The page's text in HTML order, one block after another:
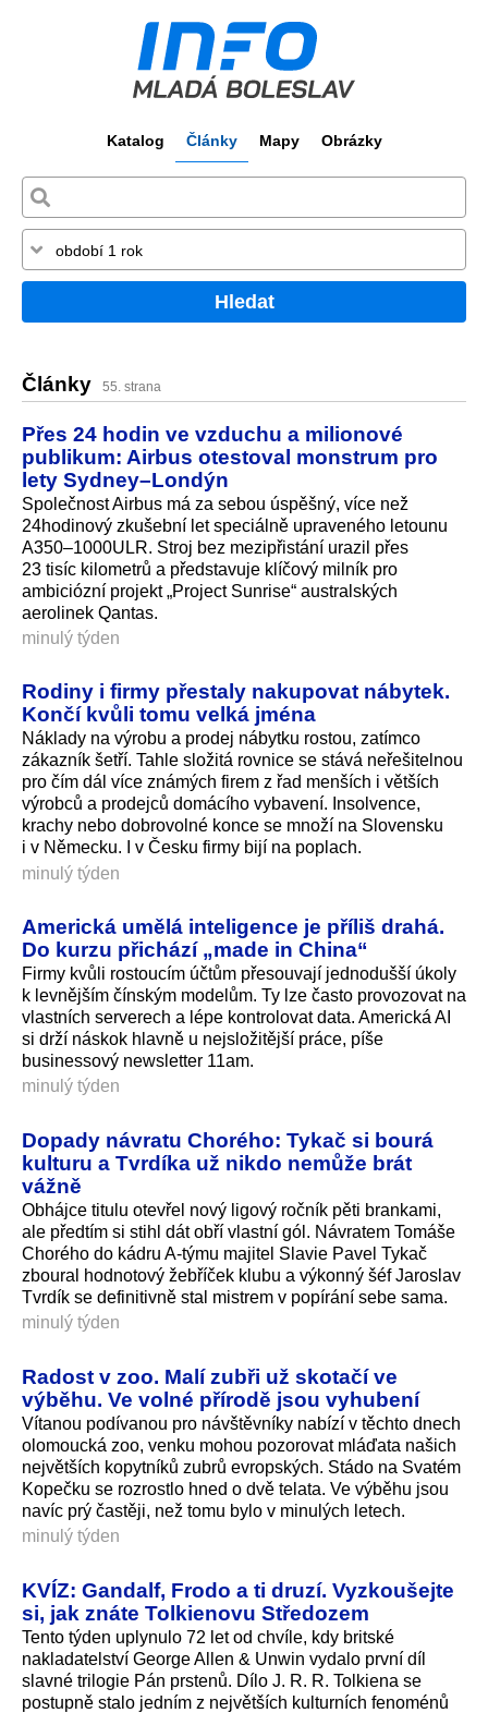
Katalog Články Mapy Obrázky
Hledat
Články 55. strana
Přes 24 hodin ve vzduchu a milionové
publikum: Airbus otestoval monstrum pro
lety Sydney–Londýn
Společnost Airbus má za sebou úspěšný, více než
24hodinový zkušební let speciálně upraveného letounu
A350–1000ULR. Stroj bez mezipřistání urazil přes
23 tisíc kilometrů a představuje klíčový milník pro
ambiciózní projekt „Project Sunrise“ australských
aerolinek Qantas.
minulý týden
Rodiny i firmy přestaly nakupovat nábytek.
Končí kvůli tomu velká jména
Náklady na výrobu a prodej nábytku rostou, zatímco
zákazník šetří. Tahle složitá rovnice se stává neřešitelnou
pro čím dál více známých firem z řad menších i větších
výrobců a prodejců domácího vybavení. Insolvence,
krachy nebo dobrovolné konce se množí na Slovensku
i v Německu. I v Česku firmy bijí na poplach.
minulý týden
Americká umělá inteligence je příliš drahá.
Do kurzu přichází „made in China“
Firmy kvůli rostoucím účtům přesouvají jednodušší úkoly
k levnějším čínským modelům. Ty lze často provozovat na
vlastních serverech a lépe kontrolovat data. Americká AI
si drží náskok hlavně u nejsložitější práce, píše
businessový newsletter 11am.
minulý týden
Dopady návratu Chorého: Tykač si bourá
kulturu a Tvrdíka už nikdo nemůže brát
vážně
Obhájce titulu otevřel nový ligový ročník pěti brankami,
ale předtím si stihl dát obří vlastní gól. Návratem Tomáše
Chorého do kádru A-týmu majitel Slavie Pavel Tykač
zboural hodnotový žebříček klubu a výkonný šéf Jaroslav
Tvrdík se definitivně stal mistrem v popírání sebe sama.
minulý týden
Radost v zoo. Malí zubři už skotačí ve
výběhu. Ve volné přírodě jsou vyhubení
Vítanou podívanou pro návštěvníky nabízí v těchto dnech
olomoucká zoo, venku mohou pozorovat mláďata našich
největších kopytníků zubrů evropských. Stádo na Svatém
Kopečku se rozrostlo hned o dvě telata. Ve výběhu jsou
navíc prý častěji, než tomu bylo v minulých letech.
minulý týden
KVÍZ: Gandalf, Frodo a ti druzí. Vyzkoušejte
si, jak znáte Tolkienovu Středozem
Tento týden uplynulo 72 let od chvíle, kdy britské
nakladatelství George Allen & Unwin vydalo první díl
slavné trilogie Pán prstenů. Dílo J. R. R. Tolkiena se
postupně stalo jedním z největších kulturních fenoménů